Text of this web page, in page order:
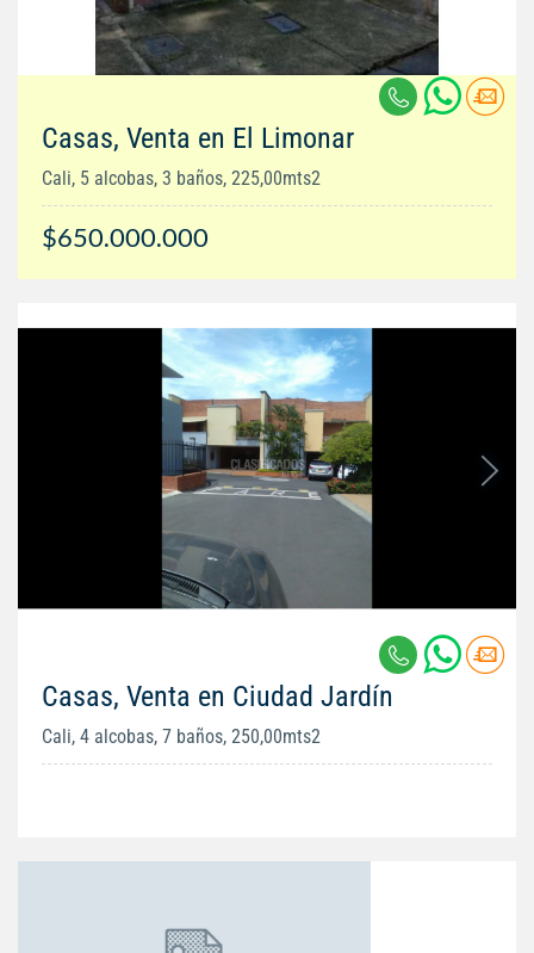
Casas, Venta en El Limonar
Cali, 5 alcobas, 3 baños, 225,00mts2
$650.000.000
Casas, Venta en Ciudad Jardín
Cali, 4 alcobas, 7 baños, 250,00mts2